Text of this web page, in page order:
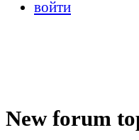
войти
New forum